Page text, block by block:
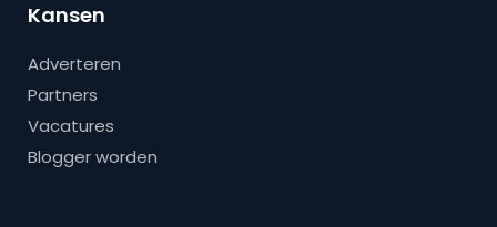
Kansen
Adverteren
Partners
Vacatures
Blogger worden